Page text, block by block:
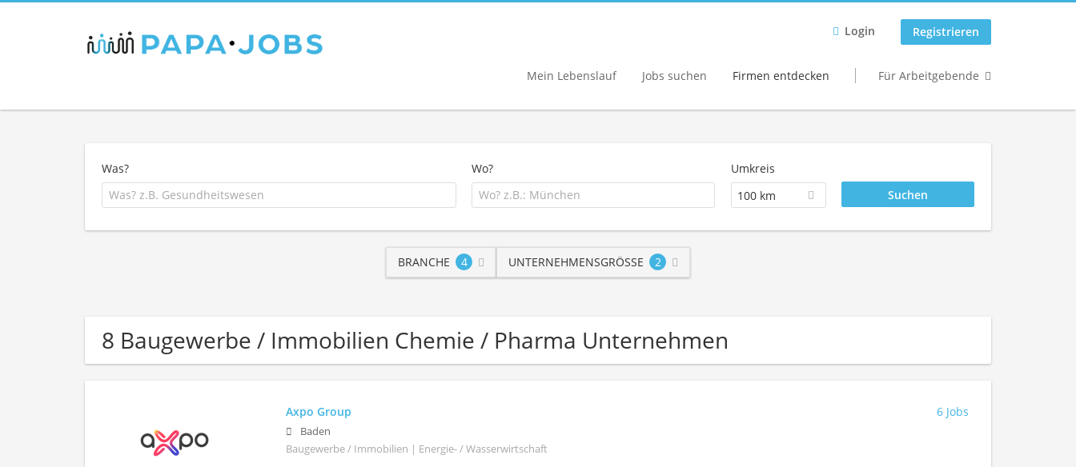
Login Registrieren
Mein Lebenslauf Jobs suchen Firmen entdecken Für Arbeitgebende
Was? Wo?
Umkreis
100 km
BRANCHE 4 UNTERNEHMENSGRÖSSE 2
8 Baugewerbe / Immobilien Chemie / Pharma Unternehmen
Axpo Group
Baden
Baugewerbe / Immobilien | Energie- / Wasserwirtschaft
6 Jobs